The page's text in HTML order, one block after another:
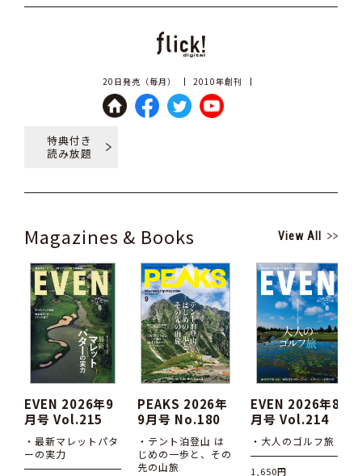
20日発売（毎月） 2010年創刊
特典付き
読み放題
Magazines & Books View All
EVEN 2026年9
月号 Vol.215
・最新マレットパタ
ーの実力
PEAKS 2026年
9月号 No.180
・テント泊登山 は
じめの一歩と、その
先の山旅
EVEN 2026年8
月号 Vol.214
・大人のゴルフ旅
1,650円